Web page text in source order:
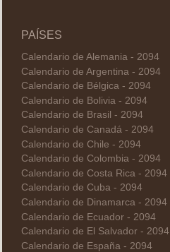
PAÍSES
Calendario de Alemania - 2094
Calendario de Argentina - 2094
Calendario de Bélgica - 2094
Calendario de Bolivia - 2094
Calendario de Brasil - 2094
Calendario de Canadá - 2094
Calendario de Chile - 2094
Calendario de Colombia - 2094
Calendario de Costa Rica - 2094
Calendario de Cuba - 2094
Calendario de Dinamarca - 2094
Calendario de Ecuador - 2094
Calendario de El Salvador - 2094
Calendario de España - 2094